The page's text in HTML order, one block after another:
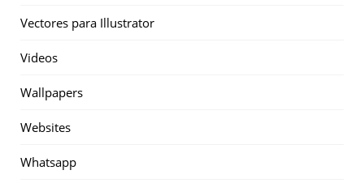
Vectores para Illustrator
Videos
Wallpapers
Websites
Whatsapp